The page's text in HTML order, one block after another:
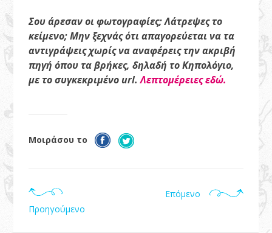
Σου άρεσαν οι φωτογραφίες; Λάτρεψες το
κείμενο; Μην ξεχνάς ότι απαγορεύεται να τα
αντιγράψεις χωρίς να αναφέρεις την ακριβή
πηγή όπου τα βρήκες, δηλαδή το Κηπολόγιο,
με το συγκεκριμένο url.Λεπτομέρειες εδώ.
Μοιράσου το
Προηγούμενο
Επόμενο